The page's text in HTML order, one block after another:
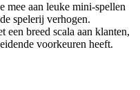
mee aan leuke mini-spellen
spelerij verhogen.
een breed scala aan klanten,
voorkeuren heeft.